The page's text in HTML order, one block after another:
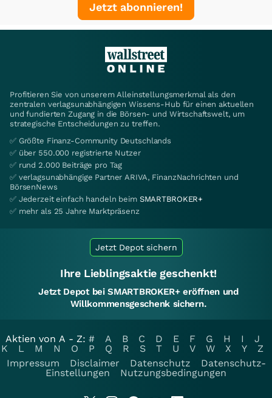
Jetzt abonnieren!
Profitieren Sie von unserem Alleinstellungsmerkmal als den
zentralen verlagsunabhängigen Wissens-Hub für einen aktuellen
und fundierten Zugang in die Börsen- und Wirtschaftswelt, um
strategische Entscheidungen zu treffen.
✅ Größte Finanz-Community Deutschlands
✅ über 550.000 registrierte Nutzer
✅ rund 2.000 Beiträge pro Tag
✅ verlagsunabhängige Partner ARIVA, FinanzNachrichten und
BörsenNews
✅ Jederzeit einfach handeln beim SMARTBROKER+
✅ mehr als 25 Jahre Marktpräsenz
Jetzt Depot sichern
Ihre Lieblingsaktie geschenkt!
Jetzt Depot bei SMARTBROKER+ eröffnen und
Willkommensgeschenk sichern.
Aktien von A - Z: # A B C D E F G H I
J
K
L M N O P Q R S T U V W X Y
Z
Impressum
Disclaimer Datenschutz
Datenschutz-
Einstellungen
Nutzungsbedingungen